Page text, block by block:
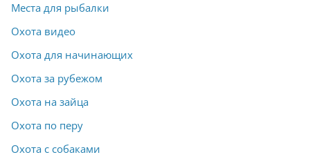
Места для рыбалки
Охота видео
Охота для начинающих
Охота за рубежом
Охота на зайца
Охота по перу
Охота с собаками